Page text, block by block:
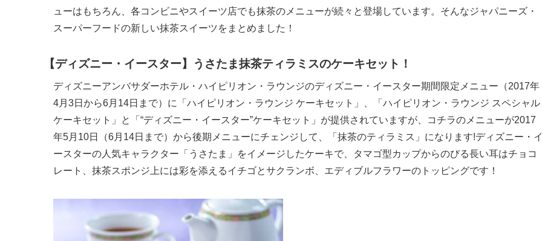
ューはもちろん、各コンビニやスイーツ店でも抹茶のメニューが続々と登場しています。そんなジャパニーズ・
スーパーフードの新しい抹茶スイーツをまとめました！
【ディズニー・イースター】うさたま抹茶ティラミスのケーキセット！
ディズニーアンバサダーホテル・ハイピリオン・ラウンジのディズニー・イースター期間限定メニュー（2017年
4月3日から6月14日まで）に「ハイピリオン・ラウンジ ケーキセット」、「ハイピリオン・ラウンジ スペシャル
ケーキセット」と「“ディズニー・イースター”ケーキセット」が提供されていますが、コチラのメニューが2017
年5月10日（6月14日まで）から後期メニューにチェンジして、「抹茶のティラミス」になります!ディズニー・イ
ースターの人気キャラクター「うさたま」をイメージしたケーキで、タマゴ型カップからのびる長い耳はチョコ
レート、抹茶スポンジ上には彩を添えるイチゴとサクランボ、エディブルフラワーのトッピングです！